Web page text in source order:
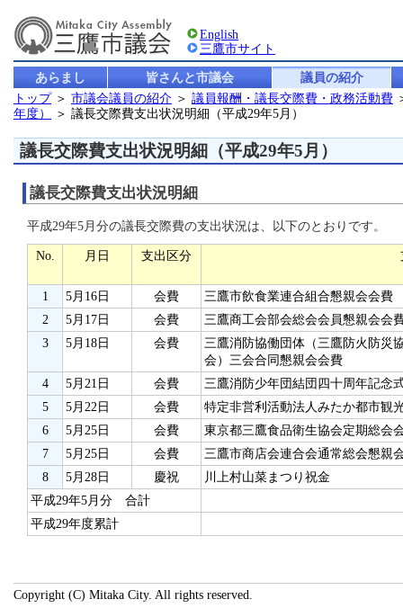
English
三鷹市サイト
あらまし 皆さんと市議会
議員の紹介
トップ＞ 市議会議員の紹介 ＞ 議員報酬・議長交際費・政務活動費
年度）
＞ 議長交際費支出状況明細（平成29年5月）
議長交際費支出状況明細（平成29年5月）
議長交際費支出状況明細
平成29年5月分の議長交際費の支出状況は、以下のとおりです。
No. 月日 支出区分
1 5月16日 会費
三鷹市飲食業連合組合懇親会会費
2
5月17日 会費
三鷹商工会部会総会会員懇親会会
3
5月18日 会費
三鷹消防協働団体（三鷹防火防災
会）三会合同懇親会会費
4
5月21日 会費
三鷹消防少年団結団四十周年記念
5
5月22日 会費
特定非営利活動法人みたか都市観
6
5月25日 会費
東京都三鷹食品衛生協会定期総会
7
5月25日 会費
三鷹市商店会連合会通常総会懇親
8
5月28日 慶祝
川上村山菜まつり祝金
平成29年5月分 合計
平成29年度累計
Copyright (C) Mitaka City. All rights reserved.